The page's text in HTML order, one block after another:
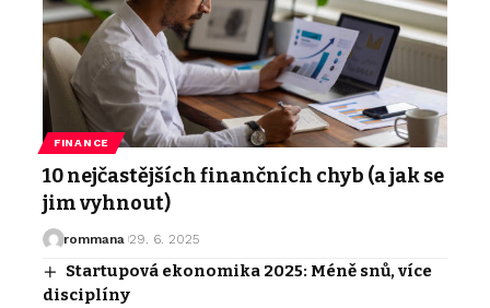
FINANCE
10 nejčastějších finančních chyb (a jak se
jim vyhnout)
rommana 29. 6. 2025
Startupová ekonomika 2025: Méně snů, více
disciplíny